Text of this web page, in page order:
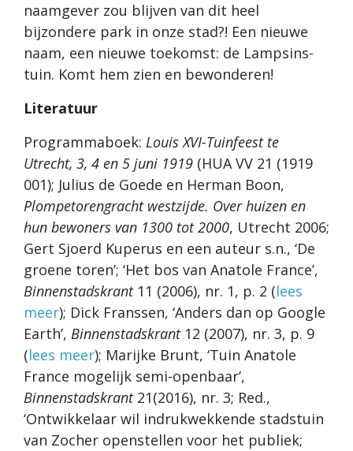
naamgever zou blijven van dit heel
bijzondere park in onze stad?! Een nieuwe
naam, een nieuwe toekomst: de Lampsins-
tuin. Komt hem zien en bewonderen!
Literatuur
Programmaboek: Louis XVI-Tuinfeest te
Utrecht, 3, 4 en 5 juni 1919 (HUA VV 21 (1919
001); Julius de Goede en Herman Boon,
Plompetorengracht westzijde. Over huizen en
hun bewoners van 1300 tot 2000, Utrecht 2006;
Gert Sjoerd Kuperus en een auteur s.n., ‘De
groene toren’; ‘Het bos van Anatole France’,
Binnenstadskrant11 (2006), nr. 1, p. 2 (lees
meer); Dick Franssen, ‘Anders dan op Google
Earth’, Binnenstadskrant12 (2007), nr. 3, p. 9
(lees meer); Marijke Brunt, ‘Tuin Anatole
France mogelijk semi-openbaar’,
Binnenstadskrant21(2016), nr. 3; Red.,
‘Ontwikkelaar wil indrukwekkende stadstuin
van Zocher openstellen voor het publiek;